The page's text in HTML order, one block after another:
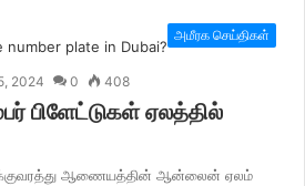
அமீரக செய்திகள்
2024 0 408
பிளேட்டுகள் ஏலத்தில்
ஆணையத்தின் ஆன்லைன் ஏலம்